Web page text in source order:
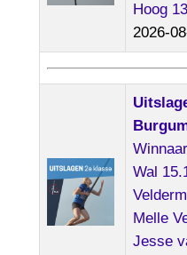
Hoog
2026-
Wal
Melle
Jesse